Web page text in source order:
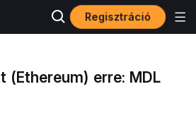
Regisztráció
(Ethereum) erre: MDL